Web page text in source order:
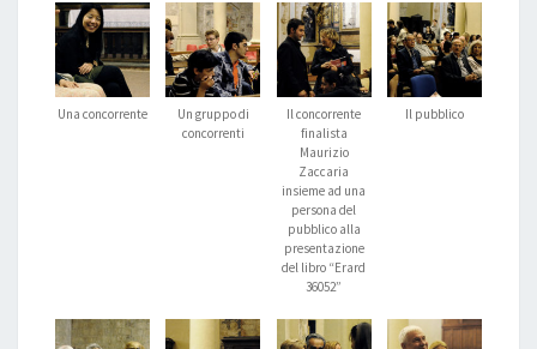
Una concorrente
Un gruppo di
concorrenti
Il concorrente
finalista
Maurizio
Zaccaria
insieme ad una
persona del
pubblico alla
presentazione
del libro “Erard
36052”
Il pubblico